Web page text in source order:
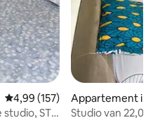
Gemiddelde beoordeling van
4,99 (157)
ST
Appartement in
Studio van 22,00